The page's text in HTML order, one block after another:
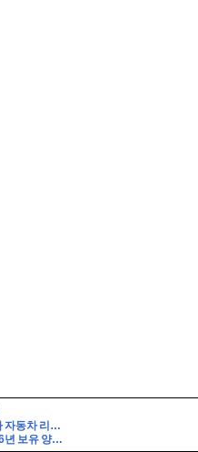
[자동차리콜센터] 2026년 8월 1주차 자동차 리콜 및 무상 수리 안내
“28억에 샀는데 450억”…서장훈, 26년 보유 양재역 빌딩 매각 추진